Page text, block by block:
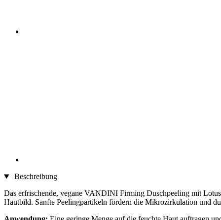
Beschreibung
Das erfrischende, vegane VANDINI Firming Duschpeeling mit
Hautbild. Sanfte Peelingpartikeln fördern die Mikrozirkulation und